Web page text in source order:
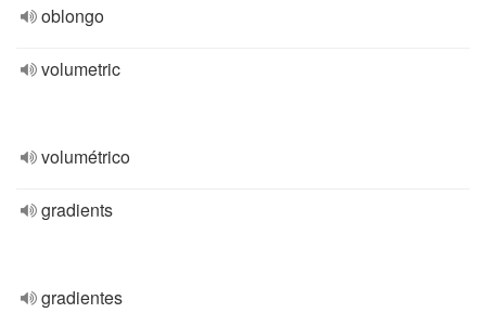
oblongo
volumetric
volumétrico
gradients
gradientes